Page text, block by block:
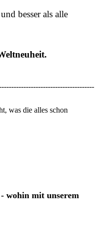
besser als alle
was die alles schon
wohin mit unserem